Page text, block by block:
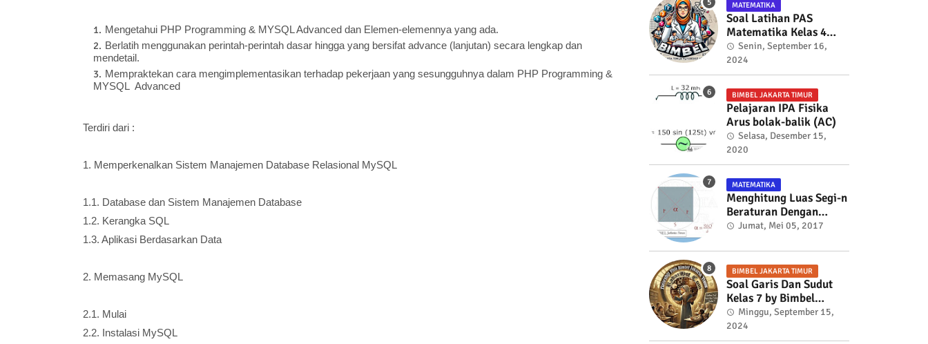
Mengetahui PHP Programming & MYSQL Advanced dan Elemen-elemennya yang ada.
Berlatih menggunakan perintah-perintah dasar hingga yang bersifat advance (lanjutan) secara lengkap dan
mendetail.
Mempraktekan cara mengimplementasikan terhadap pekerjaan yang sesungguhnya dalam PHP Programming &
MYSQL Advanced
Terdiri dari :
1. Memperkenalkan Sistem Manajemen Database Relasional MySQL
1.1. Database dan Sistem Manajemen Database
1.2. Kerangka SQL
1.3. Aplikasi Berdasarkan Data
2. Memasang MySQL
2.1. Mulai
2.2. Instalasi MySQL
MATEMATIKA
Soal Latihan PAS
Matematika Kelas 4
Semester 2
Senin, September 16,
2024
BIMBEL JAKARTA TIMUR
Pelajaran IPA Fisika
Arus bolak-balik (AC)
Selasa, Desember 15,
2020
MATEMATIKA
Menghitung Luas Segi-n
Beraturan Dengan
Trigonometri
Jumat, Mei 05, 2017
BIMBEL JAKARTA TIMUR
Soal Garis Dan Sudut
Kelas 7 by Bimbel
Jakarta Timur
Minggu, September 15,
2024